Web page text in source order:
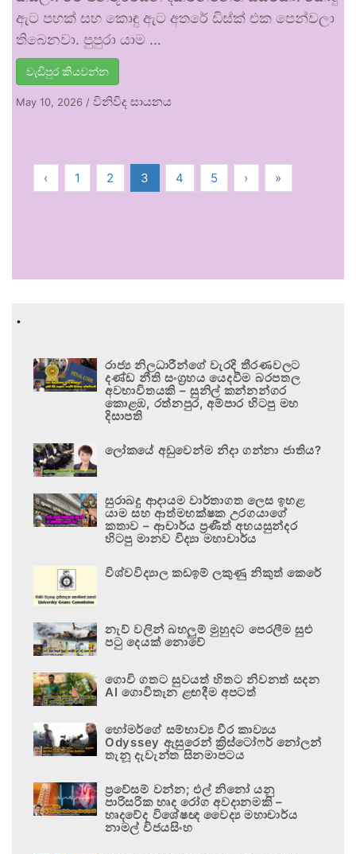
ඇට පහක් සහ කොඳු ඇට අතරේ ඩිස්ක් එක පෙන්වලා
තිබෙනවා. පුපුරා යාම …
වැඩිපුර කියවන්න
May 10, 2026 / විනිවිද සායනය
‹ 1 2 3 4 5 › »
.
රාජ්‍ය නිලධාරීන්ගේ වැරදි තීරණවලට
දණ්ඩ නීති සංග්‍රහය යෙදවීම බරපතල
අවභාවිතයකි – සුනිල් කන්නන්ගර
කොළඹ, රත්නපුර, අම්පාර හිටපු මහ
දිසාපති
ලෝකයේ අඩුවෙන්ම නිදා ගන්නා ජාතිය?
සුරාබදු ආදායම වාර්තාගත ලෙස ඉහළ
යාම සහ ආත්මභක්ෂක උරගයාගේ
කතාව – ආචාර්ය ප්‍රණීත් අභයසුන්දර
හිටපු මානව විද්‍යා මහාචාර්ය
විශ්වවිද්‍යාල කඩඉම් ලකුණු නිකුත් කෙරේ
නැව් වලින් බහලුම් මුහුදට පෙරලීම සුළු
පටු දෙයක් නොවේ
ගොවි ගතට සුවයත් හිතට නිවනත් සදන
AI ගොවිතැන ළඟදීම අපටත්
හෝමර්ගේ සම්භාව්‍ය වීර කාව්‍යය
Odyssey ඇසුරෙන් ක්‍රිස්ටෝෆර් නෝලන්
තැනූ දැවැන්ත සිනමාපටය
ප්‍රවේසම් වන්න; එල් නිනෝ යනු
පාරිසරික හෘද රෝග අවදානමකි –
හෘදවේද විශේෂඥ වෛද්‍ය මහාචාර්ය
නාමල් විජයසිංහ